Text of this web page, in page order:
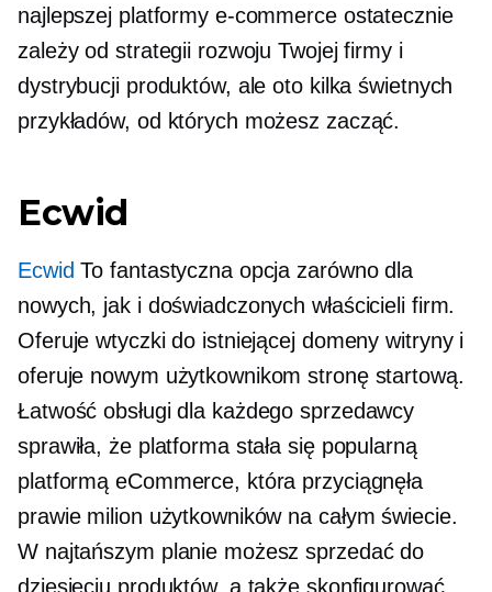
najlepszej platformy e-commerce ostatecznie
zależy od strategii rozwoju Twojej firmy i
dystrybucji produktów, ale oto kilka świetnych
przykładów, od których możesz zacząć.
Ecwid
Ecwid To fantastyczna opcja zarówno dla
nowych, jak i doświadczonych właścicieli firm.
Oferuje wtyczki do istniejącej domeny witryny i
oferuje nowym użytkownikom stronę startową.
Łatwość obsługi dla każdego sprzedawcy
sprawiła, że ​​platforma stała się popularną
platformą eCommerce, która przyciągnęła
prawie milion użytkowników na całym świecie.
W najtańszym planie możesz sprzedać do
dziesięciu produktów, a także skonfigurować